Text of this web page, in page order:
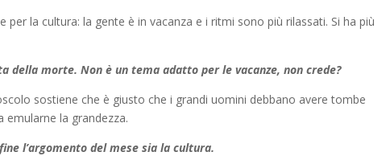
per la cultura: la gente è in vacanza e i ritmi sono più rilassati. Si ha più
della morte. Non è un tema adatto per le vacanze, non crede?
sostiene che è giusto che i grandi uomini debbano avere tombe
la grandezza.
l’argomento del mese sia la cultura.